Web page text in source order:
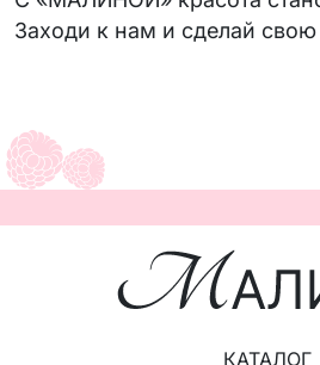
Заходи к нам и сделай
КАТАЛОГ